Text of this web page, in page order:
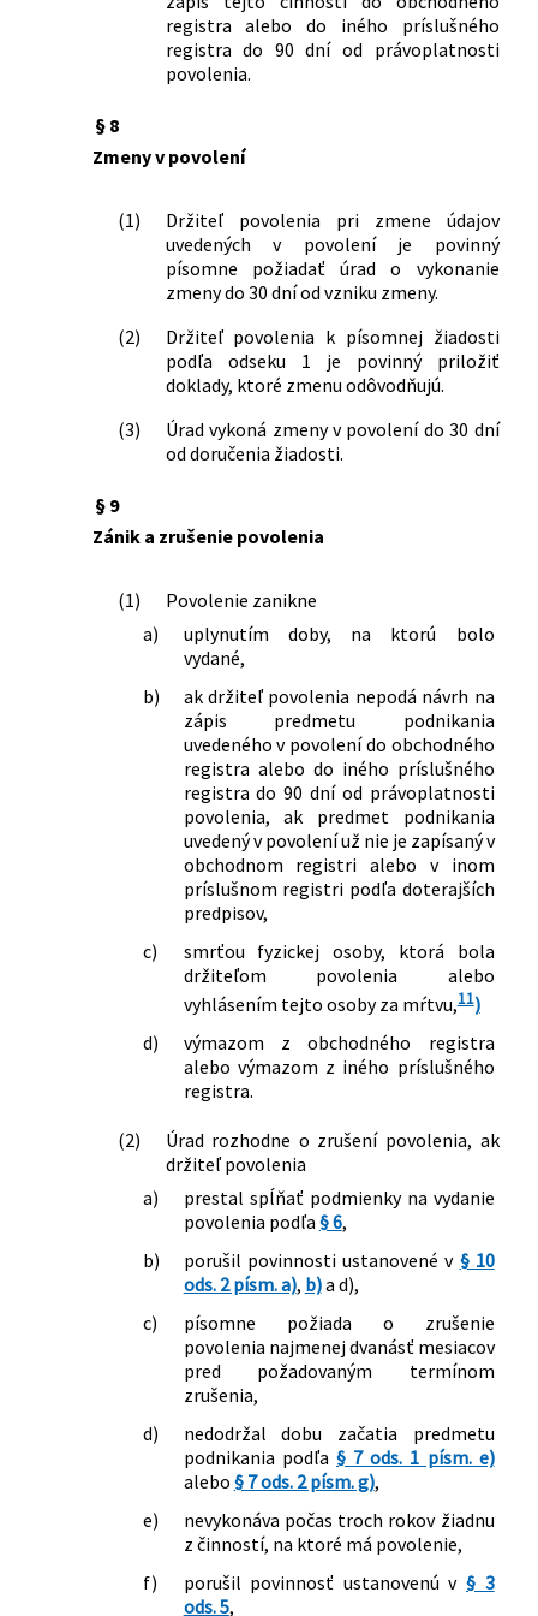
registra alebo do iného príslušného
registra do 90 dní od právoplatnosti
povolenia.
§ 8
Zmeny v povolení
(1)
Držiteľ povolenia pri zmene údajov
uvedených v povolení je povinný
písomne požiadať úrad o vykonanie
zmeny do 30 dní od vzniku zmeny.
(2)
Držiteľ povolenia k písomnej žiadosti
podľa odseku 1 je povinný priložiť
doklady, ktoré zmenu odôvodňujú.
(3)
Úrad vykoná zmeny v povolení do 30 dní
od doručenia žiadosti.
§ 9
Zánik a zrušenie povolenia
(1)
Povolenie zanikne
a)
uplynutím doby, na ktorú bolo
vydané,
b)
ak držiteľ povolenia nepodá návrh na
zápis predmetu podnikania
uvedeného v povolení do obchodného
registra alebo do iného príslušného
registra do 90 dní od právoplatnosti
povolenia, ak predmet podnikania
uvedený v povolení už nie je zapísaný v
obchodnom registri alebo v inom
príslušnom registri podľa doterajších
predpisov,
c)
smrťou fyzickej osoby, ktorá bola
držiteľom povolenia alebo
vyhlásením tejto osoby za mŕtvu,11)
d)
výmazom z obchodného registra
alebo výmazom z iného príslušného
registra.
(2)
Úrad rozhodne o zrušení povolenia, ak
držiteľ povolenia
a)
prestal spĺňať podmienky na vydanie
povolenia podľa § 6,
b)
porušil povinnosti ustanovené v § 10
ods. 2 písm. a), b)a d),
c)
písomne požiada o zrušenie
povolenia najmenej dvanásť mesiacov
pred požadovaným termínom
zrušenia,
d)
nedodržal dobu začatia predmetu
podnikania podľa § 7 ods. 1 písm. e)
alebo § 7 ods. 2 písm. g),
e)
nevykonáva počas troch rokov žiadnu
z činností, na ktoré má povolenie,
f)
porušil povinnosť ustanovenú v§ 3
ods. 5,